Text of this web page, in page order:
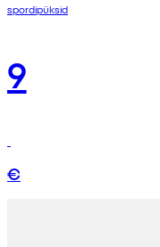
spordipüksid
9
€